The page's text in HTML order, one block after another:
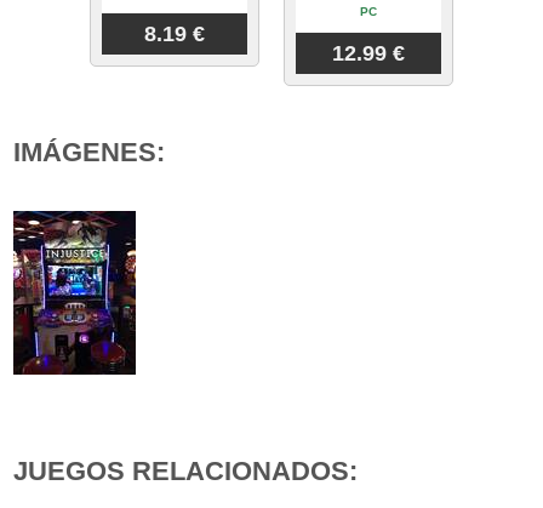
8.19 €
PC
12.99 €
IMÁGENES:
JUEGOS RELACIONADOS: